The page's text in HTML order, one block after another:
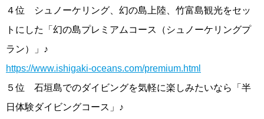
４位 シュノーケリング、幻の島上陸、竹富島観光をセッ
トにした「幻の島プレミアムコース（シュノーケリングプ
ラン）」♪
https://www.ishigaki-oceans.com/premium.html
５位 石垣島でのダイビングを気軽に楽しみたいなら「半
日体験ダイビングコース」♪